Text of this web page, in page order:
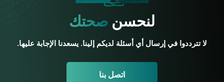
لنحسنصحتك
لا تترددوا في إرسال أي أسئلة لديكم إلينا. يسعدنا الإجابة عليها.
اتصل بنا